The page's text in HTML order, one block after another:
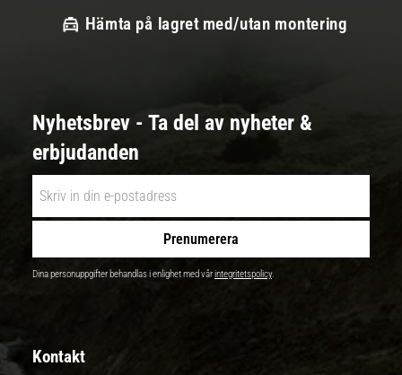
Hämta på lagret med/utan montering
Nyhetsbrev - Ta del av nyheter &
erbjudanden
Prenumerera
Dina personuppgifter behandlas i enlighet med vårintegritetspolicy.
Kontakt